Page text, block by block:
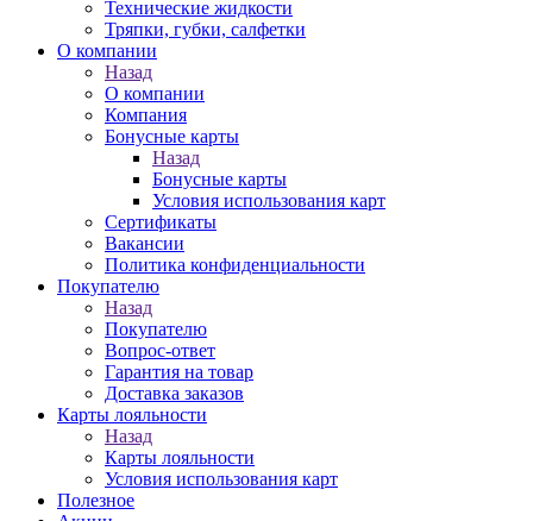
Технические жидкости
Тряпки, губки, салфетки
О компании
Назад
О компании
Компания
Бонусные карты
Назад
Бонусные карты
Условия использования карт
Сертификаты
Вакансии
Политика конфиденциальности
Покупателю
Назад
Покупателю
Вопрос-ответ
Гарантия на товар
Доставка заказов
Карты лояльности
Назад
Карты лояльности
Условия использования карт
Полезное